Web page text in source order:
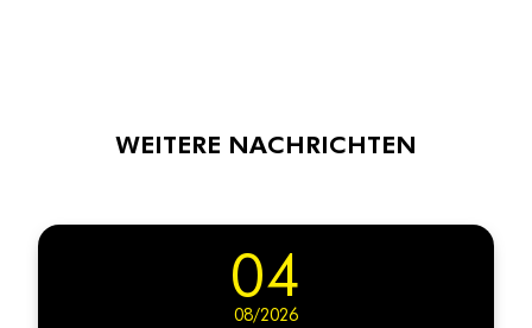
WEITERE NACHRICHTEN
01
07/2026